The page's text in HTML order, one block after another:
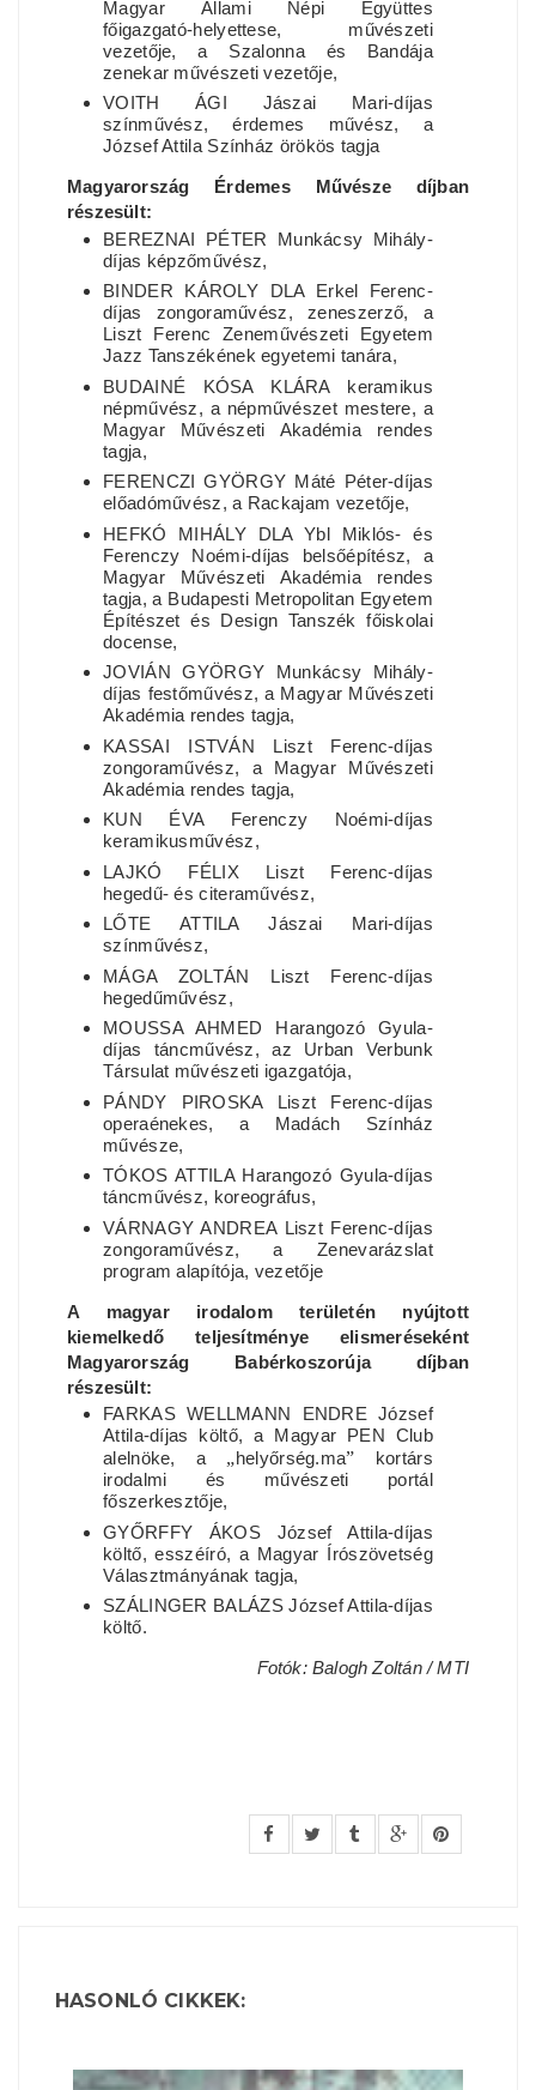
Magyar Állami Népi Együttes
főigazgató-helyettese, művészeti
vezetője, a Szalonna és Bandája
zenekar művészeti vezetője,
VOITH ÁGI Jászai Mari-díjas
színművész, érdemes művész, a
József Attila Színház örökös tagja
Magyarország Érdemes Művésze díjban
részesült:
BEREZNAI PÉTER Munkácsy Mihály-
díjas képzőművész,
BINDER KÁROLY DLA Erkel Ferenc-
díjas zongoraművész, zeneszerző, a
Liszt Ferenc Zeneművészeti Egyetem
Jazz Tanszékének egyetemi tanára,
BUDAINÉ KÓSA KLÁRA keramikus
népművész, a népművészet mestere, a
Magyar Művészeti Akadémia rendes
tagja,
FERENCZI GYÖRGY Máté Péter-díjas
előadóművész, a Rackajam vezetője,
HEFKÓ MIHÁLY DLA Ybl Miklós- és
Ferenczy Noémi-díjas belsőépítész, a
Magyar Művészeti Akadémia rendes
tagja, a Budapesti Metropolitan Egyetem
Építészet és Design Tanszék főiskolai
docense,
JOVIÁN GYÖRGY Munkácsy Mihály-
díjas festőművész, a Magyar Művészeti
Akadémia rendes tagja,
KASSAI ISTVÁN Liszt Ferenc-díjas
zongoraművész, a Magyar Művészeti
Akadémia rendes tagja,
KUN ÉVA Ferenczy Noémi-díjas
keramikusművész,
LAJKÓ FÉLIX Liszt Ferenc-díjas
hegedű- és citeraművész,
LŐTE ATTILA Jászai Mari-díjas
színművész,
MÁGA ZOLTÁN Liszt Ferenc-díjas
hegedűművész,
MOUSSA AHMED Harangozó Gyula-
díjas táncművész, az Urban Verbunk
Társulat művészeti igazgatója,
PÁNDY PIROSKA Liszt Ferenc-díjas
operaénekes, a Madách Színház
művésze,
TÓKOS ATTILA Harangozó Gyula-díjas
táncművész, koreográfus,
VÁRNAGY ANDREA Liszt Ferenc-díjas
zongoraművész, a Zenevarázslat
program alapítója, vezetője
A magyar irodalom területén nyújtott
kiemelkedő teljesítménye elismeréseként
Magyarország Babérkoszorúja díjban
részesült:
FARKAS WELLMANN ENDRE József
Attila-díjas költő, a Magyar PEN Club
alelnöke, a „helyőrség.ma” kortárs
irodalmi és művészeti portál
főszerkesztője,
GYŐRFFY ÁKOS József Attila-díjas
költő, esszéíró, a Magyar Írószövetség
Választmányának tagja,
SZÁLINGER BALÁZS József Attila-díjas
költő.
Fotók: Balogh Zoltán / MTI
HASONLÓ CIKKEK: